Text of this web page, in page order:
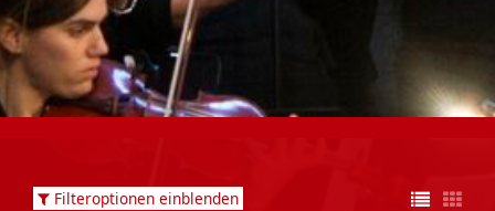
Filteroptionen einblenden